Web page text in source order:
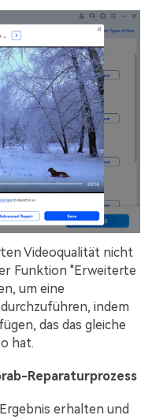
Videoqualität nicht
Funktion "Erweiterte
um eine
indem
das das gleiche
hat.
Reparaturprozess
erhalten und